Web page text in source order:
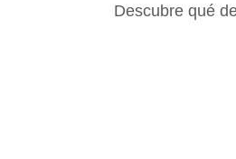
Descubre qué